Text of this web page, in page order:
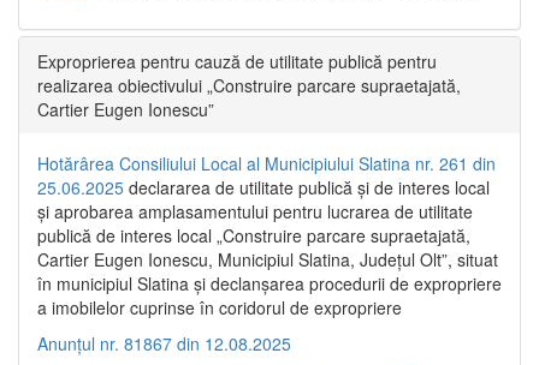
Exproprierea pentru cauză de utilitate publică pentru
realizarea obiectivului „Construire parcare supraetajată,
Cartier Eugen Ionescu”
Hotărârea Consiliului Local al Municipiului Slatina nr. 261 din
25.06.2025 declararea de utilitate publică și de interes local
și aprobarea amplasamentului pentru lucrarea de utilitate
publică de interes local „Construire parcare supraetajată,
Cartier Eugen Ionescu, Municipiul Slatina, Județul Olt”, situat
în municipiul Slatina și declanșarea procedurii de expropriere
a imobilelor cuprinse în coridorul de expropriere
Anunțul nr. 81867 din 12.08.2025